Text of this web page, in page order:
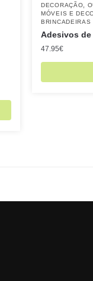
DECORAÇÃO
MÓVEIS E
BRINCADEIRAS
Adesivos de
47.95€